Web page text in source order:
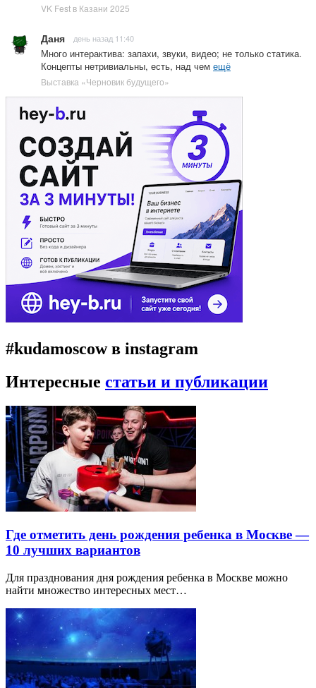
VK Fest в Казани 2025
Даня день назад 11:40
Много интерактива: запахи, звуки, видео; не только статика.
Концепты нетривиальны, есть, над чем ещё
Выставка «Черновик будущего»
#kudamoscow в instagram
Интересные статьи и публикации
Где отметить день рождения ребенка в Москве —
10 лучших вариантов
Для празднования дня рождения ребенка в Москве можно
найти множество интересных мест…